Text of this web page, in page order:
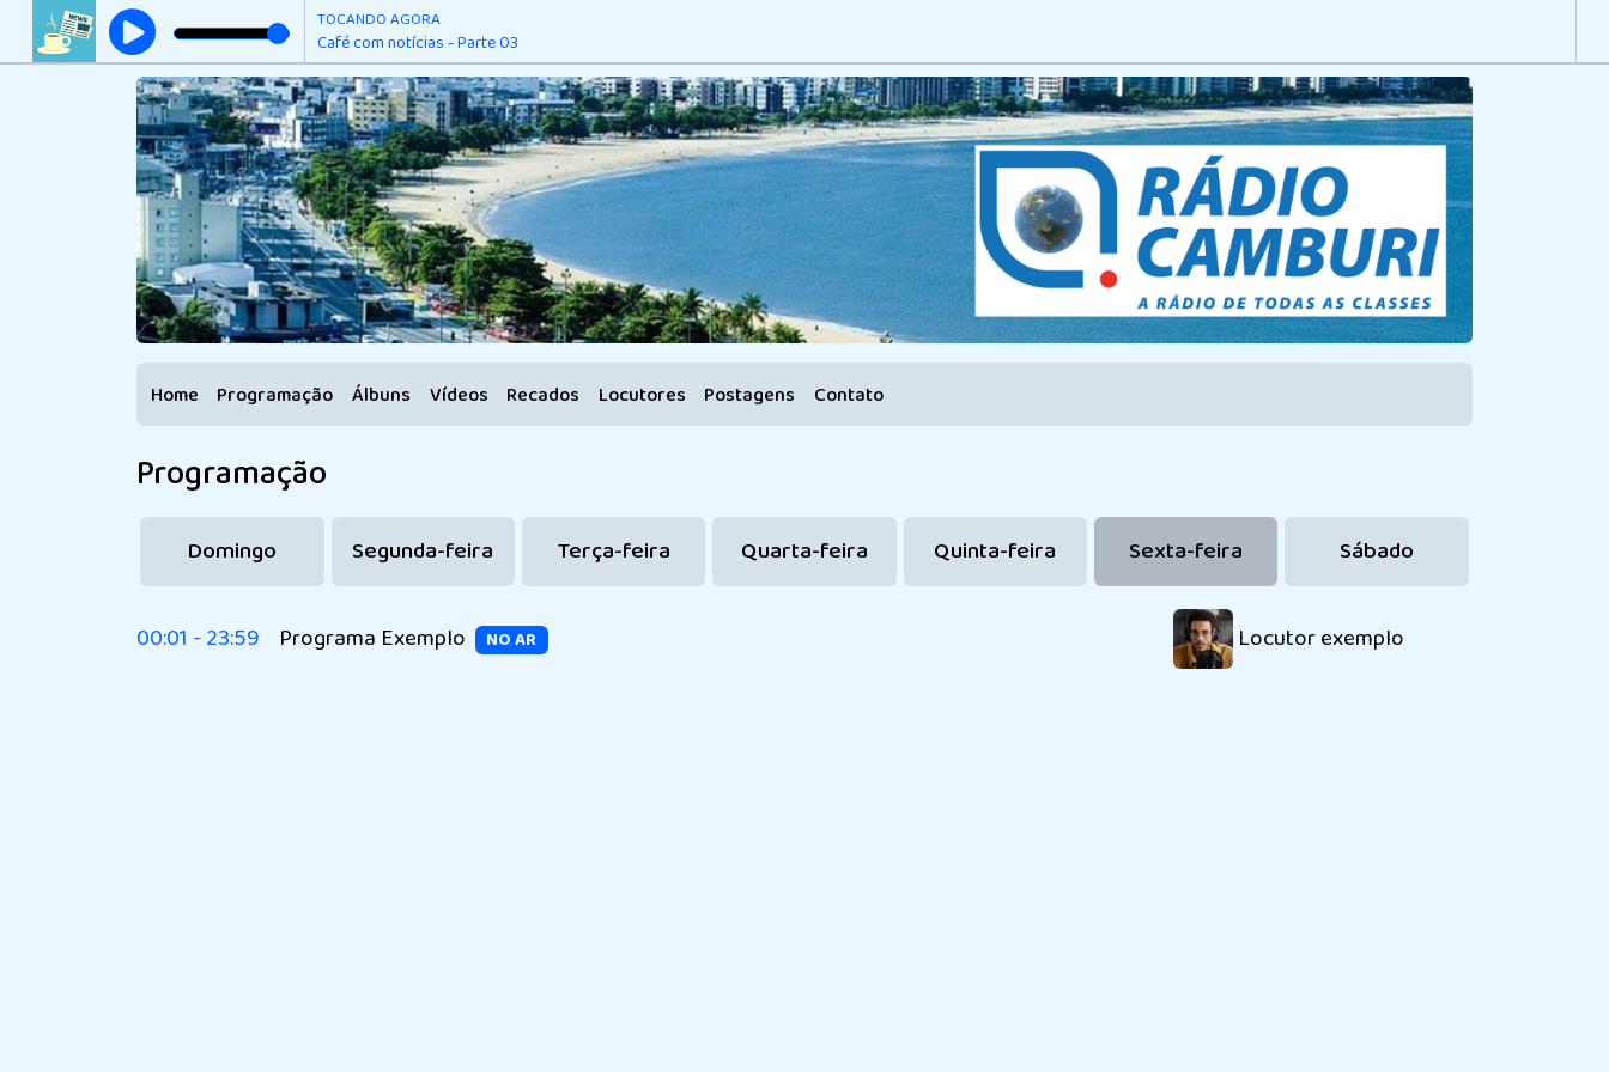
TOCANDO AGORA
Café com notícias - Parte 03
Home Programação Álbuns Vídeos Recados Locutores Postagens Contato
Programação
Domingo Segunda-feira Terça-feira Quarta-feira Quinta-feira Sexta-feira Sábado
00:01 - 23:59 Programa Exemplo NO AR Locutor exemplo